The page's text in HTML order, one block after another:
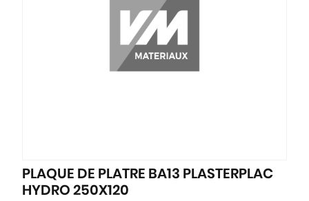
PLAQUE DE PLATRE BA13 PLASTERPLAC
HYDRO 250X120